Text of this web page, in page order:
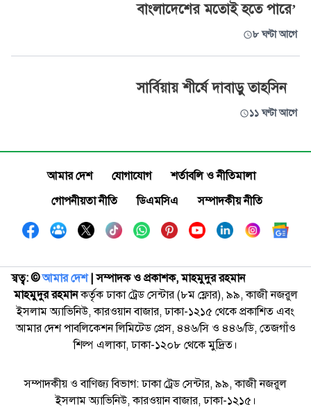
বাংলাদেশের মতোই হতে পারে’
৮ ঘণ্টা আগে
সার্বিয়ায় শীর্ষে দাবাড়ু তাহসিন
১১ ঘণ্টা আগে
আমার দেশ যোগাযোগ
শর্তাবলি ও নীতিমালা
গোপনীয়তা নীতি
ডিএমসিএ সম্পাদকীয় নীতি
স্বত্ব: ©️আমার দেশ| সম্পাদক ও প্রকাশক, মাহমুদুর রহমান
মাহমুদুর রহমানকর্তৃক ঢাকা ট্রেড সেন্টার (৮ম ফ্লোর), ৯৯, কাজী নজরুল
ইসলাম অ্যাভিনিউ, কারওয়ান বাজার, ঢাকা-১২১৫ থেকে প্রকাশিত এবং
আমার দেশ পাবলিকেশন লিমিটেড প্রেস, ৪৪৬/সি ও ৪৪৬/ডি, তেজগাঁও
শিল্প এলাকা, ঢাকা-১২০৮ থেকে মুদ্রিত।
সম্পাদকীয় ও বাণিজ্য বিভাগ: ঢাকা ট্রেড সেন্টার, ৯৯, কাজী নজরুল
ইসলাম অ্যাভিনিউ, কারওয়ান বাজার, ঢাকা-১২১৫।